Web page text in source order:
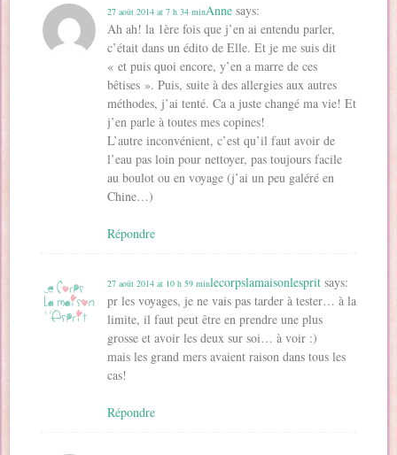
Anne says:
27 août 2014 at 7 h 34 min
Ah ah! la 1ère fois que j’en ai entendu parler,
c’était dans un édito de Elle. Et je me suis dit
« et puis quoi encore, y’en a marre de ces
bêtises ». Puis, suite à des allergies aux autres
méthodes, j’ai tenté. Ca a juste changé ma vie! Et
j’en parle à toutes mes copines!
L’autre inconvénient, c’est qu’il faut avoir de
l’eau pas loin pour nettoyer, pas toujours facile
au boulot ou en voyage (j’ai un peu galéré en
Chine…)
Répondre
lecorpslamaisonlesprit says:
27 août 2014 at 10 h 59 min
pr les voyages, je ne vais pas tarder à tester… à la
limite, il faut peut être en prendre une plus
grosse et avoir les deux sur soi… à voir :)
mais les grand mers avaient raison dans tous les
cas!
Répondre